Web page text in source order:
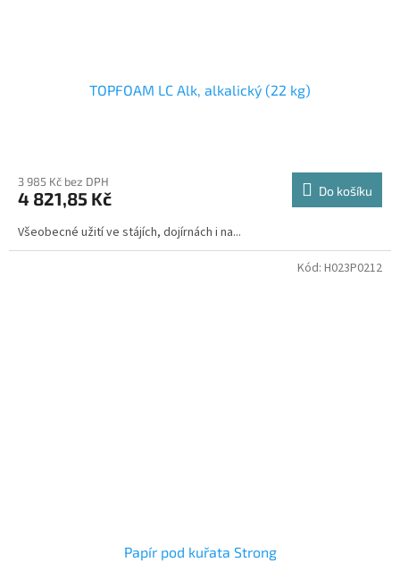
TOPFOAM LC Alk, alkalický (22 kg)
3 985 Kč bez DPH
4 821,85 Kč Do košíku
Všeobecné užití ve stájích, dojírnách i na...
Papír pod kuřata Strong
Kód: H023P0212